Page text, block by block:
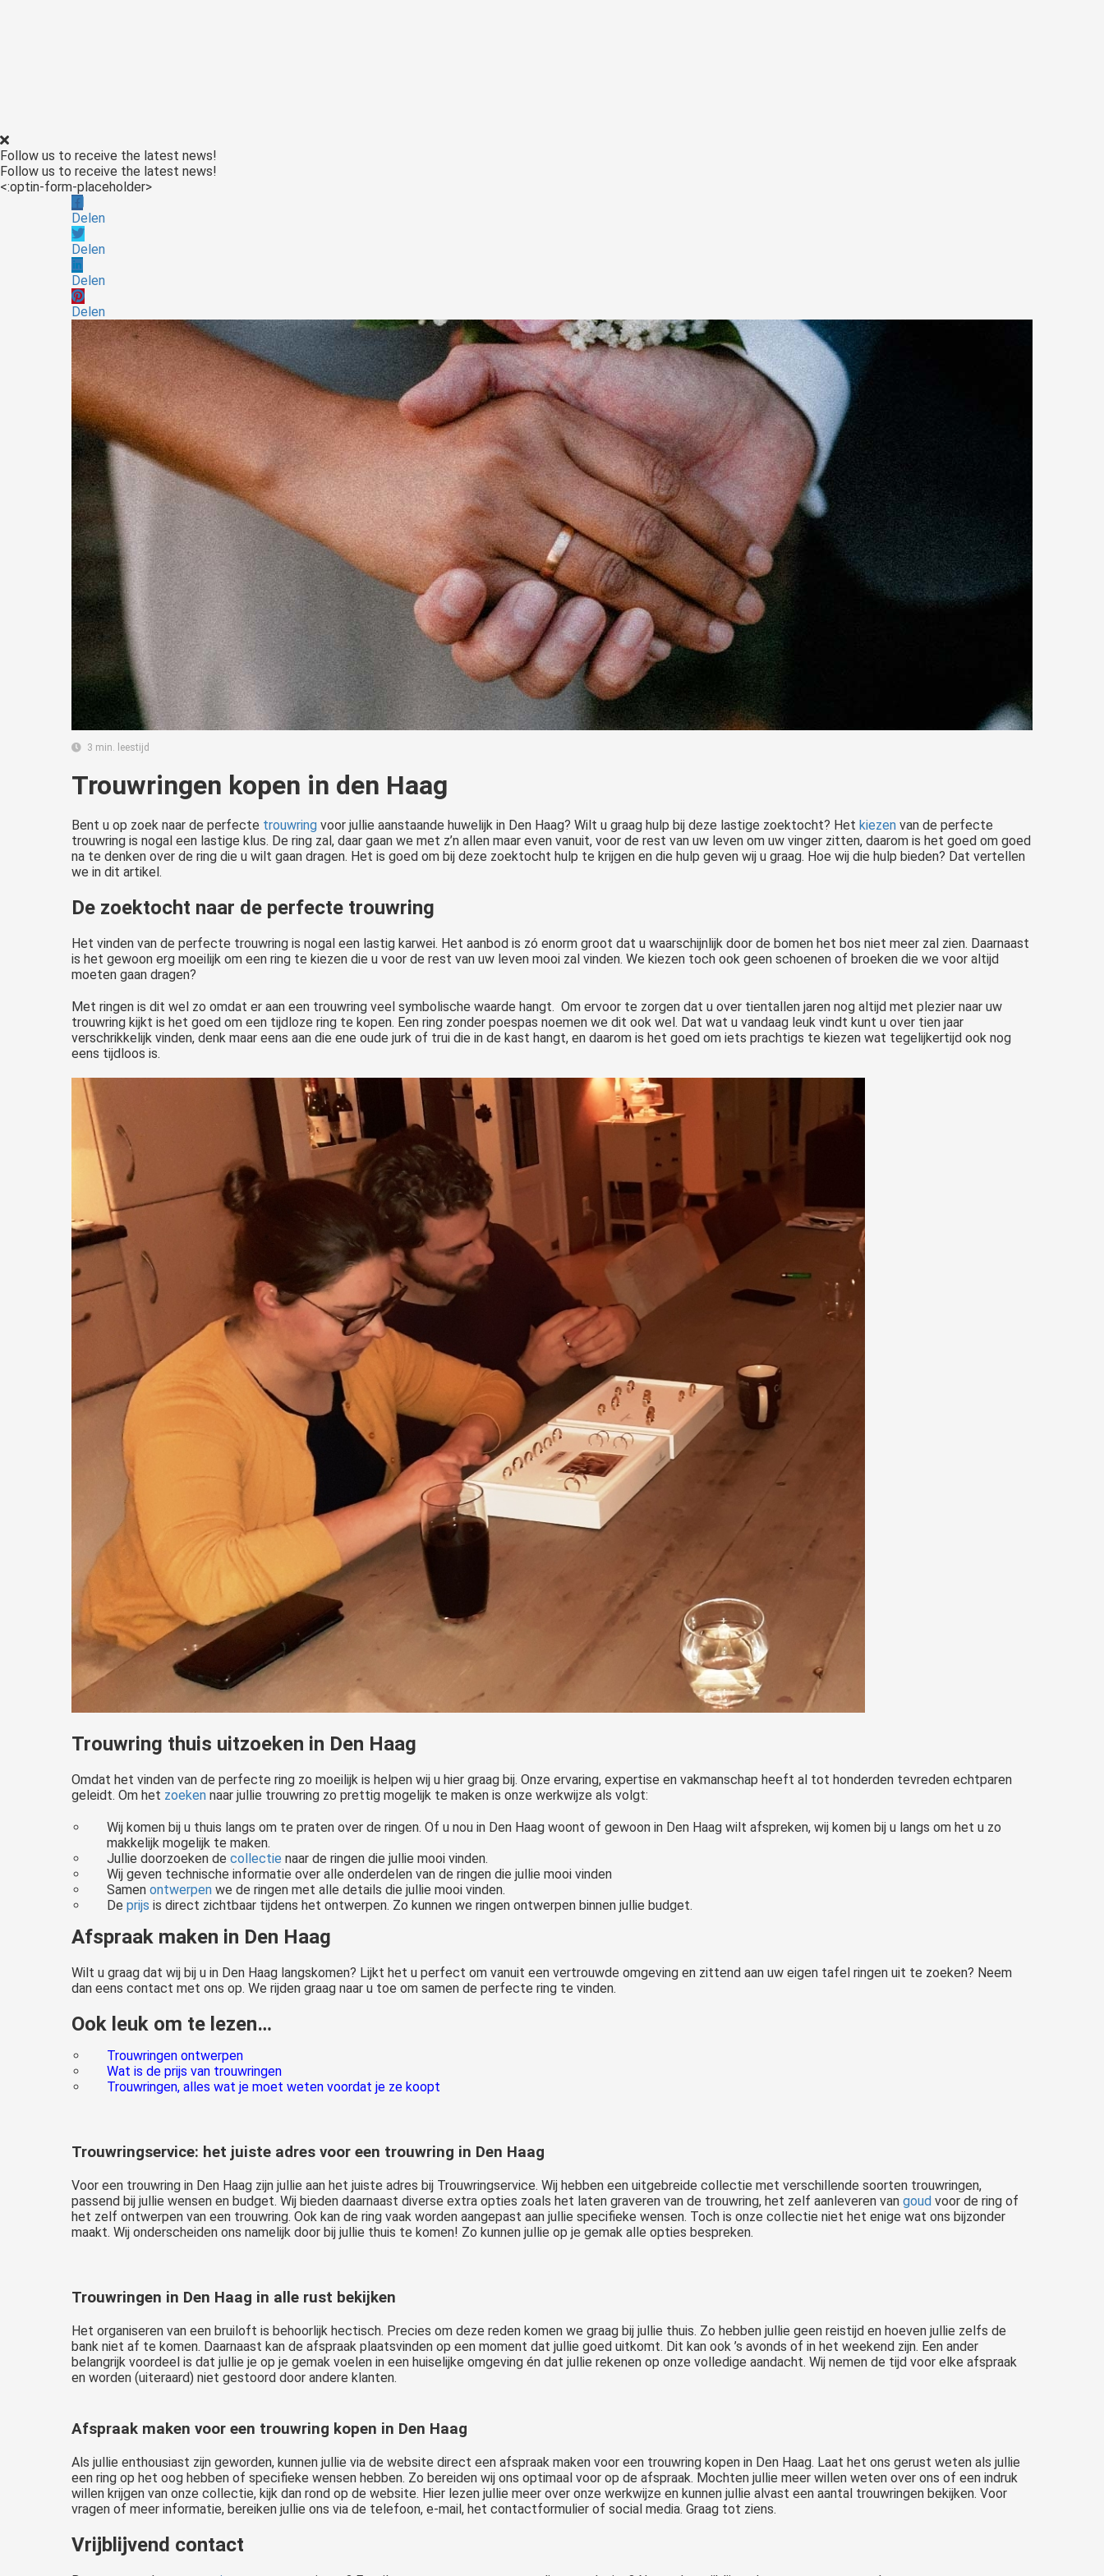
Follow us to receive the latest news!
Follow us to receive the latest news!
<:optin-form-placeholder>
Delen
Delen
Delen
Delen
3 min. leestijd
Trouwringen kopen in den Haag
Bent u op zoek naar de perfecte trouwring voor jullie aanstaande huwelijk in Den Haag? Wilt u graag hulp bij deze lastige zoektocht? Het kiezen van de perfecte
trouwring is nogal een lastige klus. De ring zal, daar gaan we met z’n allen maar even vanuit, voor de rest van uw leven om uw vinger zitten, daarom is het goed om goed
na te denken over de ring die u wilt gaan dragen. Het is goed om bij deze zoektocht hulp te krijgen en die hulp geven wij u graag. Hoe wij die hulp bieden? Dat vertellen
we in dit artikel.
De zoektocht naar de perfecte trouwring
Het vinden van de perfecte trouwring is nogal een lastig karwei. Het aanbod is zó enorm groot dat u waarschijnlijk door de bomen het bos niet meer zal zien. Daarnaast
is het gewoon erg moeilijk om een ring te kiezen die u voor de rest van uw leven mooi zal vinden. We kiezen toch ook geen schoenen of broeken die we voor altijd
moeten gaan dragen?
Met ringen is dit wel zo omdat er aan een trouwring veel symbolische waarde hangt. Om ervoor te zorgen dat u over tientallen jaren nog altijd met plezier naar uw
trouwring kijkt is het goed om een tijdloze ring te kopen. Een ring zonder poespas noemen we dit ook wel. Dat wat u vandaag leuk vindt kunt u over tien jaar
verschrikkelijk vinden, denk maar eens aan die ene oude jurk of trui die in de kast hangt, en daarom is het goed om iets prachtigs te kiezen wat tegelijkertijd ook nog
eens tijdloos is.
Trouwring thuis uitzoeken in Den Haag
Omdat het vinden van de perfecte ring zo moeilijk is helpen wij u hier graag bij. Onze ervaring, expertise en vakmanschap heeft al tot honderden tevreden echtparen
geleidt. Om het zoeken naar jullie trouwring zo prettig mogelijk te maken is onze werkwijze als volgt:
Wij komen bij u thuis langs om te praten over de ringen. Of u nou in Den Haag woont of gewoon in Den Haag wilt afspreken, wij komen bij u langs om het u zo
makkelijk mogelijk te maken.
Jullie doorzoeken decollectie naar de ringen die jullie mooi vinden.
Wij geven technische informatie over alle onderdelen van de ringen die jullie mooi vinden
Samenontwerpen we de ringen met alle details die jullie mooi vinden.
Deprijs is direct zichtbaar tijdens het ontwerpen. Zo kunnen we ringen ontwerpen binnen jullie budget.
Afspraak maken in Den Haag
Wilt u graag dat wij bij u in Den Haag langskomen? Lijkt het u perfect om vanuit een vertrouwde omgeving en zittend aan uw eigen tafel ringen uit te zoeken? Neem
dan eens contact met ons op. We rijden graag naar u toe om samen de perfecte ring te vinden.
Ook leuk om te lezen…
Trouwringen ontwerpen
Wat is de prijs van trouwringen
Trouwringen, alles wat je moet weten voordat je ze koopt
Trouwringservice: het juiste adres voor een trouwring in Den Haag
Voor een trouwring in Den Haag zijn jullie aan het juiste adres bij Trouwringservice. Wij hebben een uitgebreide collectie met verschillende soorten trouwringen,
passend bij jullie wensen en budget. Wij bieden daarnaast diverse extra opties zoals het laten graveren van de trouwring, het zelf aanleveren van goud voor de ring of
het zelf ontwerpen van een trouwring. Ook kan de ring vaak worden aangepast aan jullie specifieke wensen. Toch is onze collectie niet het enige wat ons bijzonder
maakt. Wij onderscheiden ons namelijk door bij jullie thuis te komen! Zo kunnen jullie op je gemak alle opties bespreken.
Trouwringen in Den Haag in alle rust bekijken
Het organiseren van een bruiloft is behoorlijk hectisch. Precies om deze reden komen we graag bij jullie thuis. Zo hebben jullie geen reistijd en hoeven jullie zelfs de
bank niet af te komen. Daarnaast kan de afspraak plaatsvinden op een moment dat jullie goed uitkomt. Dit kan ook ’s avonds of in het weekend zijn. Een ander
belangrijk voordeel is dat jullie je op je gemak voelen in een huiselijke omgeving én dat jullie rekenen op onze volledige aandacht. Wij nemen de tijd voor elke afspraak
en worden (uiteraard) niet gestoord door andere klanten.
Afspraak maken voor een trouwring kopen in Den Haag
Als jullie enthousiast zijn geworden, kunnen jullie via de website direct een afspraak maken voor een trouwring kopen in Den Haag. Laat het ons gerust weten als jullie
een ring op het oog hebben of specifieke wensen hebben. Zo bereiden wij ons optimaal voor op de afspraak. Mochten jullie meer willen weten over ons of een indruk
willen krijgen van onze collectie, kijk dan rond op de website. Hier lezen jullie meer over onze werkwijze en kunnen jullie alvast een aantal trouwringen bekijken. Voor
vragen of meer informatie, bereiken jullie ons via de telefoon, e-mail, het contactformulier of social media. Graag tot ziens.
Vrijblijvend contact